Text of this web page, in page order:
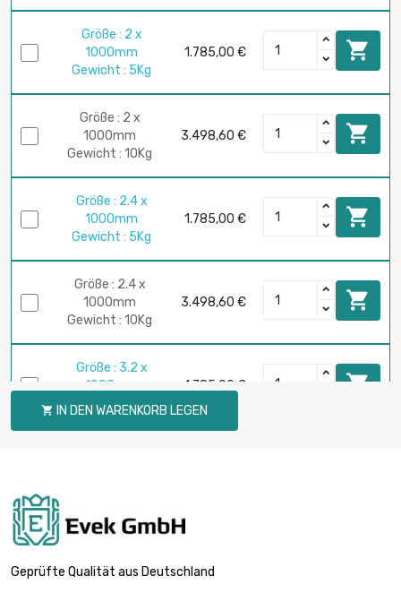
Größe : 2 x
1000mm
Gewicht : 5Kg
1.785,00 € 
Größe : 2 x
1000mm
Gewicht : 10Kg
3.498,60 € 
Größe : 2.4 x
1000mm
Gewicht : 5Kg
1.785,00 € 
Größe : 2.4 x
1000mm
Gewicht : 10Kg
3.498,60 € 
Größe : 3.2 x
1000mm
Gewicht : 5Kg
1.785,00 € 
 IN DEN WARENKORB LEGEN
Geprüfte Qualität aus Deutschland